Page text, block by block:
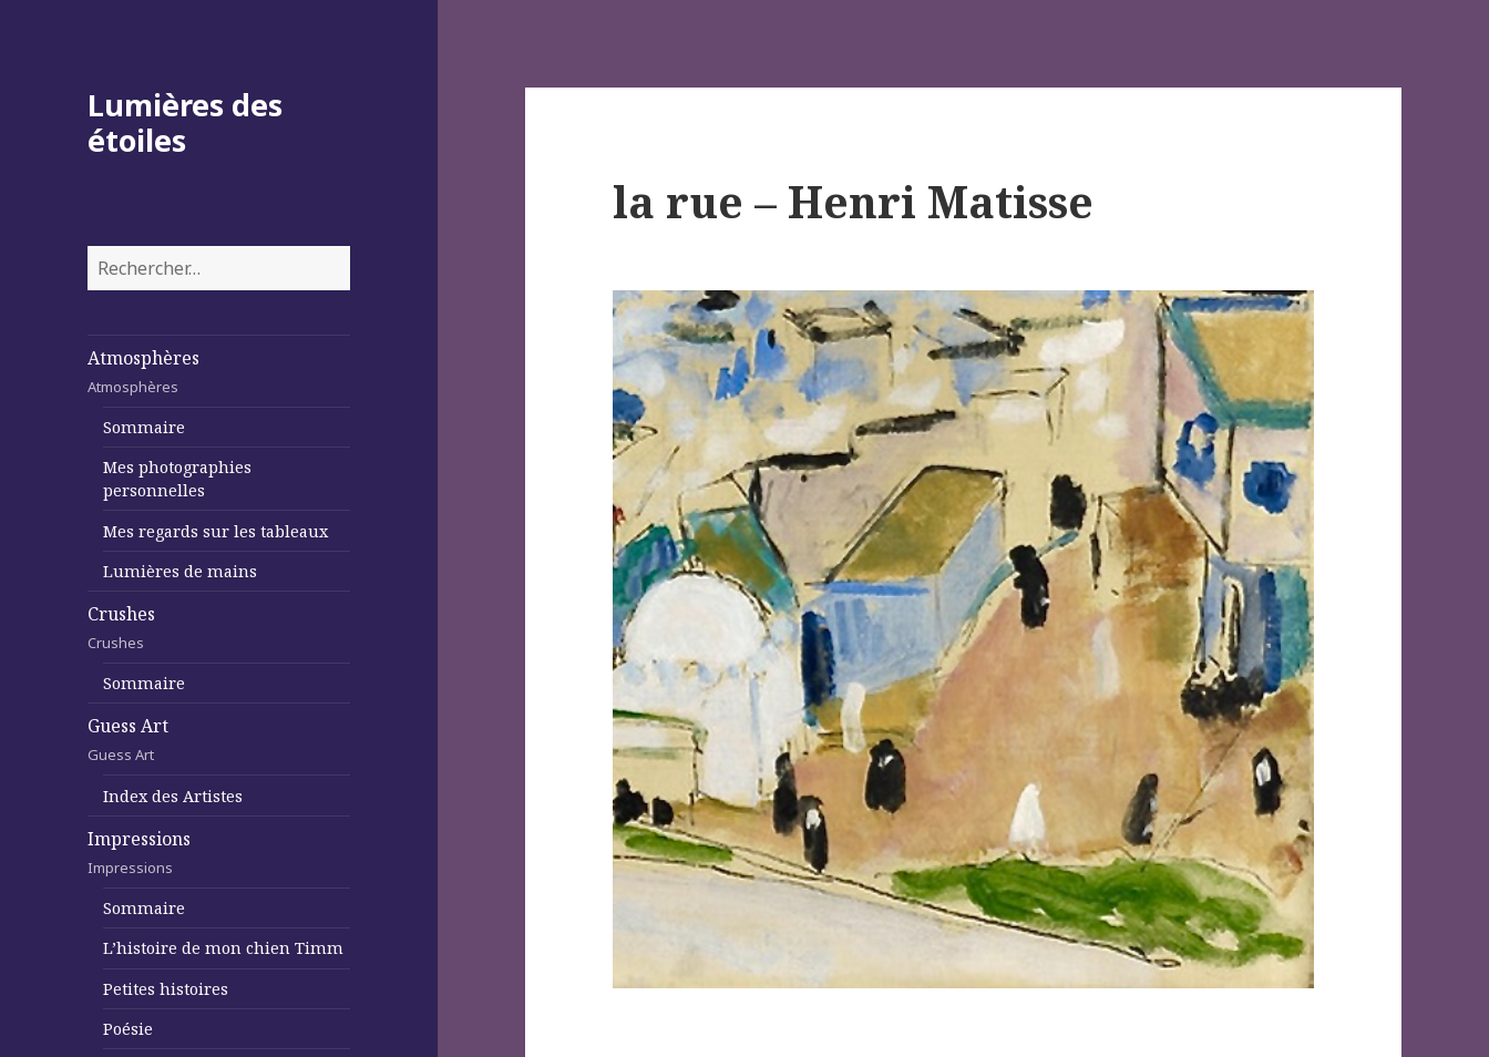
Lumières des
étoiles
Rechercher :
Atmosphères
Atmosphères
Sommaire
Mes photographies
personnelles
Mes regards sur les tableaux
Lumières de mains
Crushes
Crushes
Sommaire
Guess Art
Guess Art
Index des Artistes
Impressions
Impressions
Sommaire
L’histoire de mon chien Timm
Petites histoires
Poésie
la rue – Henri Matisse